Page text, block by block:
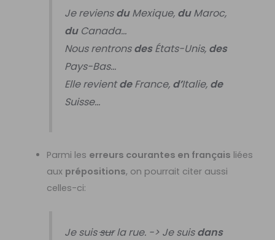
Je reviensduMexique, duMaroc,
duCanada…
Nous rentronsdesÉtats-Unis, des
Pays-Bas…
Elle revientdeFrance, d’Italie, de
Suisse…
Parmi les erreurs courantes en français liées
aux prépositions, on pourrait citer aussi
celles-ci:
Je suissurla rue. -> Je suisdans